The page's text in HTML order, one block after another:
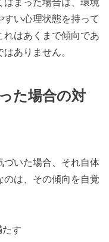
はまった場合は、環境
い心理状態を持って
れはあくまで傾向であ
ありません。
た場合の対
づいた場合、それ自体
のは、その傾向を自覚
たす